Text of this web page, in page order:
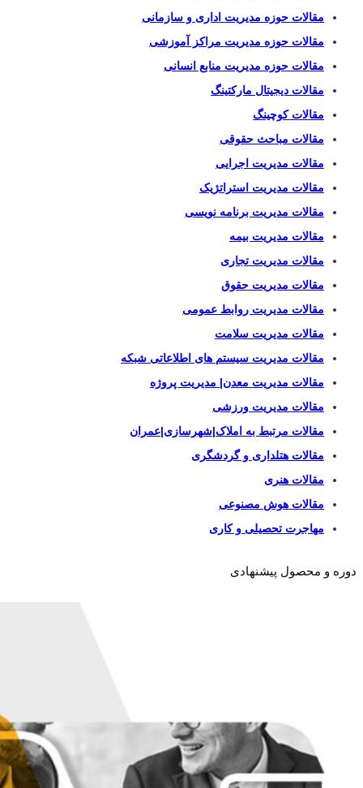
مقالات حوزه مدیریت اداری و سازمانی
مقالات حوزه مدیریت مراکز آموزشی
مقالات حوزه مدیریت منابع انسانی
مقالات دیجیتال مارکتینگ
مقالات کوچینگ
مقالات مباحث حقوقی
مقالات مدیریت اجرایی
مقالات مدیریت استراتژیک
مقالات مدیریت برنامه نویسی
مقالات مدیریت بیمه
مقالات مدیریت تجاری
مقالات مدیریت حقوق
مقالات مدیریت روابط عمومی
مقالات مدیریت سلامت
مقالات مدیریت سیستم های اطلاعاتی شبکه
مقالات مدیریت معدن| مدیریت پروژه
مقالات مدیریت ورزشی
مقالات مرتبط به املاک|شهرسازی|عمران
مقالات هتلداری و گردشگری
مقالات هنری
مقالات هوش مصنوعی
مهاجرت تحصیلی و کاری
دوره و محصول پیشنهادی